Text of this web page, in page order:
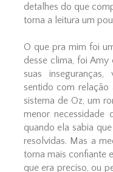
detalhes do que
torna a leitura um
O que pra mim foi
desse clima, foi
suas
sentido com relação
sistema de Oz, um
menor necessidade
quando ela sabia
resolvidas. Mas a
torna mais confiante
que era preciso, ou